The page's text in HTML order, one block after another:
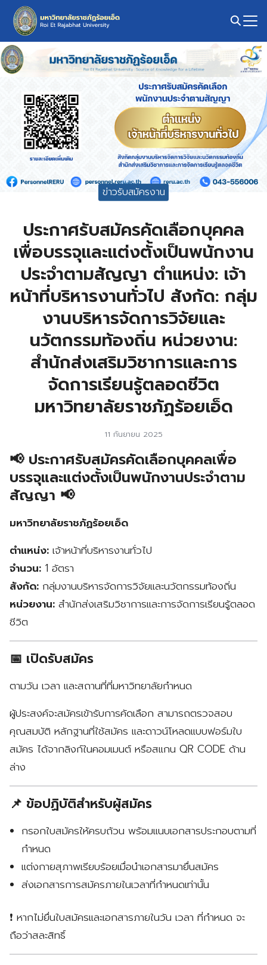
Skip
content
Search
for:
ข่าวรับสมัครงาน
ประกาศรับสมัครคัดเลือกบุคคล
เพื่อบรรจุและแต่งตั้งเป็นพนักงาน
ประจำตามสัญญา ตำแหน่ง: เจ้า
หน้าที่บริหารงานทั่วไป สังกัด: กลุ่ม
งานบริหารจัดการวิจัยและ
นวัตกรรมท้องถิ่น หน่วยงาน:
สำนักส่งเสริมวิชาการและการ
จัดการเรียนรู้ตลอดชีวิต
มหาวิทยาลัยราชภัฏร้อยเอ็ด
11 กันยายน 2025
📢 ประกาศรับสมัครคัดเลือกบุคคลเพื่อ
บรรจุและแต่งตั้งเป็นพนักงานประจำตาม
สัญญา 📢
มหาวิทยาลัยราชภัฏร้อยเอ็ด
ตำแหน่ง: เจ้าหน้าที่บริหารงานทั่วไป
จำนวน: 1 อัตรา
สังกัด: กลุ่มงานบริหารจัดการวิจัยและนวัตกรรมท้องถิ่น
หน่วยงาน: สำนักส่งเสริมวิชาการและการจัดการเรียนรู้ตลอด
ชีวิต
📅 เปิดรับสมัคร
ตามวัน เวลา และสถานที่ที่มหาวิทยาลัยกำหนด
ผู้ประสงค์จะสมัครเข้ารับการคัดเลือก สามารถตรวจสอบ
คุณสมบัติ หลักฐานที่ใช้สมัคร และดาวน์โหลดแบบฟอร์มใบ
สมัคร ได้จากลิงก์ในคอมเมนต์ หรือสแกน QR CODE ด้าน
ล่าง
📌 ข้อปฏิบัติสำหรับผู้สมัคร
กรอกใบสมัครให้ครบถ้วน พร้อมแนบเอกสารประกอบตามที่
กำหนด
แต่งกายสุภาพเรียบร้อยเมื่อนำเอกสารมายื่นสมัคร
ส่งเอกสารการสมัครภายในเวลาที่กำหนดเท่านั้น
❗ หากไม่ยื่นใบสมัครและเอกสารภายในวัน เวลา ที่กำหนด จะ
ถือว่าสละสิทธิ์